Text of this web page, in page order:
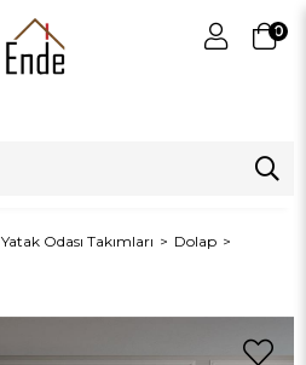
0
Yatak Odası Takımları Dolap